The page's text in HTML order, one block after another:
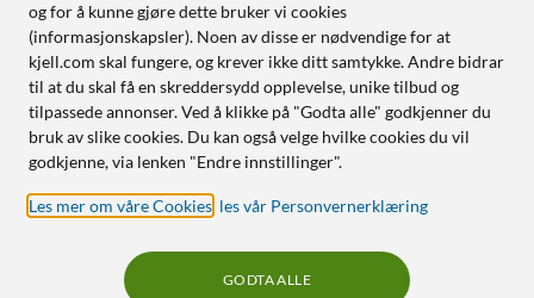
Handle fra:
Sverige
Norge
og for å kunne gjøre dette bruker vi cookies
(informasjonskapsler). Noen av disse er nødvendige for at
kjell.com skal fungere, og krever ikke ditt samtykke. Andre bidrar
til at du skal få en skreddersydd opplevelse, unike tilbud og
tilpassede annonser. Ved å klikke på "Godta alle" godkjenner du
bruk av slike cookies. Du kan også velge hvilke cookies du vil
godkjenne, via lenken "Endre innstillinger".
Les mer om våre Cookies les vår Personvernerklæring
GODTA ALLE